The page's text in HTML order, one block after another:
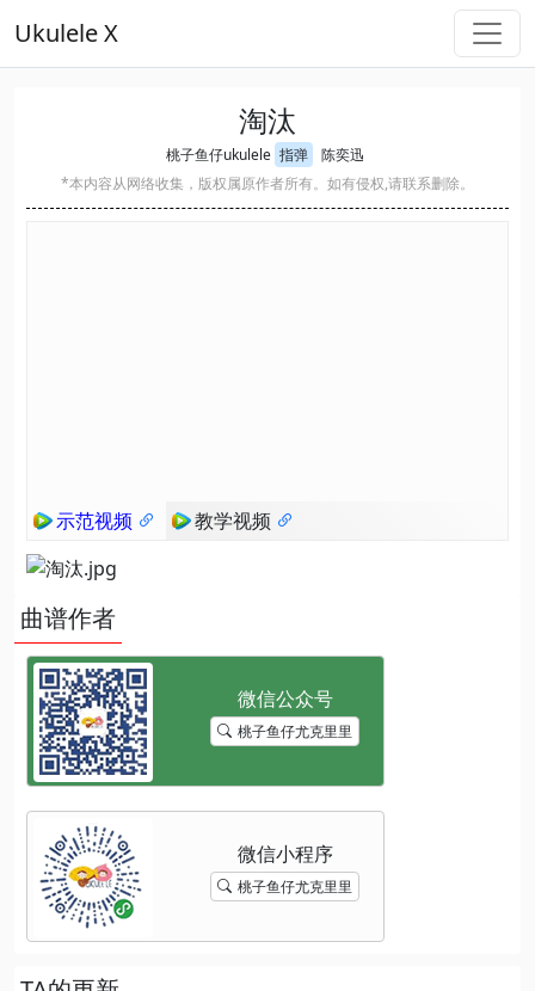
Ukulele X
淘汰
桃子鱼仔ukulele 指弹
陈奕迅
*本内容从网络收集，版权属原作者所有。如有侵权,请联系删除。
示范视频 教学视频
曲谱作者
桃子鱼仔尤克里里
桃子鱼仔尤克里里